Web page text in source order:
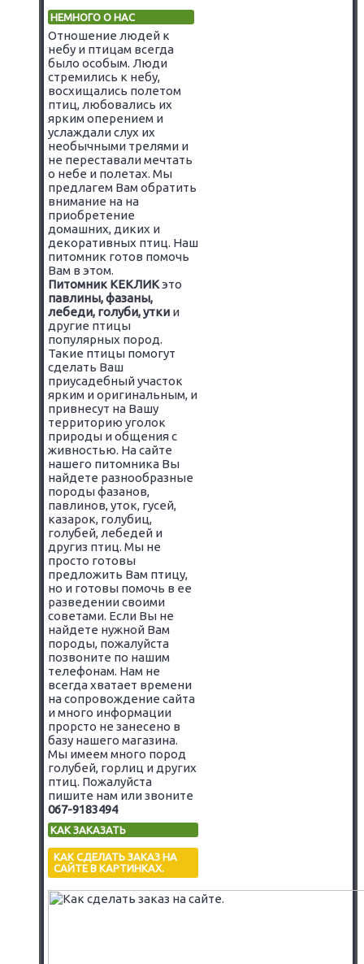
НЕМНОГО О НАС
Отношение людей к
небу и птицам всегда
было особым. Люди
стремились к небу,
восхищались полетом
птиц, любовались их
ярким оперением и
услаждали слух их
необычными трелями и
не переставали мечтать
о небе и полетах. Мы
предлагем Вам обратить
внимание на на
приобретение
домашних, диких и
декоративных птиц. Наш
питомник готов помочь
Вам в этом.
Питомник КЕКЛИКэто
павлины, фазаны,
лебеди, голуби, утки и
другие птицы
популярных пород.
Такие птицы помогут
сделать Ваш
приусадебный участок
ярким и оригинальным, и
привнесут на Вашу
территорию уголок
природы и общения с
живностью. На сайте
нашего питомника Вы
найдете разнообразные
породы фазанов,
павлинов, уток, гусей,
казарок, голубиц,
голубей, лебедей и
другиз птиц. Мы не
просто готовы
предложить Вам птицу,
но и готовы помочь в ее
разведении своими
советами. Если Вы не
найдете нужной Вам
породы, пожалуйста
позвоните по нашим
телефонам. Нам не
всегда хватает времени
на сопровождение сайта
и много информации
прорсто не занесено в
базу нашего магазина.
Мы имеем много пород
голубей, горлиц и других
птиц. Пожалуйста
пишите нам или звоните
067-9183494
КАК ЗАКАЗАТЬ
КАК СДЕЛАТЬ ЗАКАЗ НА
САЙТЕ В КАРТИНКАХ.